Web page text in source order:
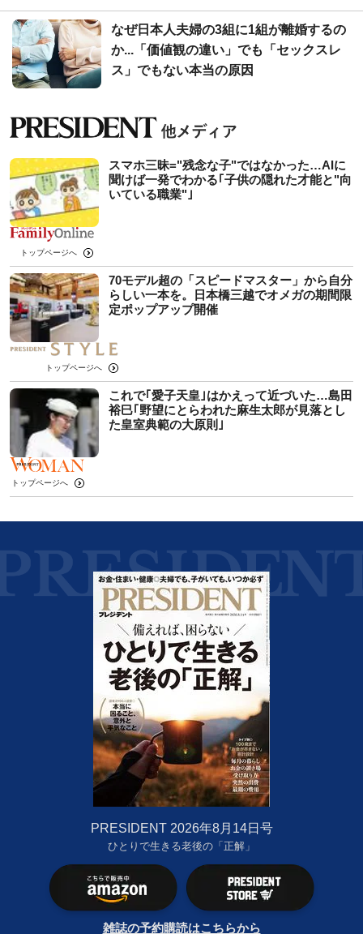
なぜ日本人夫婦の3組に1組が離婚するの
か...「価値観の違い」でも「セックスレ
ス」でもない本当の原因
スマホ三昧="残念な子"ではなかった…AIに
聞けば一発でわかる｢子供の隠れた才能と"向
いている職業"｣
トップページへ
70モデル超の「スピードマスター」から自分
らしい一本を。日本橋三越でオメガの期間限
定ポップアップ開催
トップページへ
これで｢愛子天皇｣はかえって近づいた…島田
裕巳｢野望にとらわれた麻生太郎が見落とし
た皇室典範の大原則｣
トップページへ
PRESIDENT 2026年8月14日号
ひとりで生きる老後の「正解」
雑誌の予約購読はこちらから